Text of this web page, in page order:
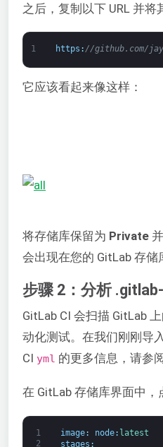
之后，复制以下 URL 并
1 https : //github.com/
它应该看起来像这样：
将存储库保留为 Private
会出现在您的 GitLab 存
步骤 2：分析
GitLab CI 会扫描 GitLab
动化测试。在我们刚刚导
CI yml 的更多信息，请参
在 GitLab 存储库界面中，
1
2
image: node: latest
stages :